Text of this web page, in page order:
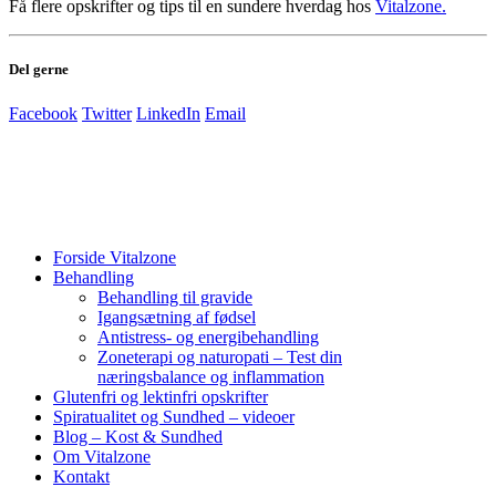
Få flere opskrifter og tips til en sundere hverdag hos Vitalzone.
Del gerne
Facebook Twitter LinkedIn Email
Forside Vitalzone
Behandling
Behandling til gravide
Igangsætning af fødsel
Antistress- og energibehandling
Zoneterapi og naturopati – Test din
næringsbalance og inflammation
Glutenfri og lektinfri opskrifter
Spiratualitet og Sundhed – videoer
Blog – Kost & Sundhed
Om Vitalzone
Kontakt